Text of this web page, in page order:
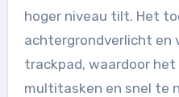
hoger niveau tilt. Het
achtergrondverlicht en
trackpad, waardoor
multitasken en snel te